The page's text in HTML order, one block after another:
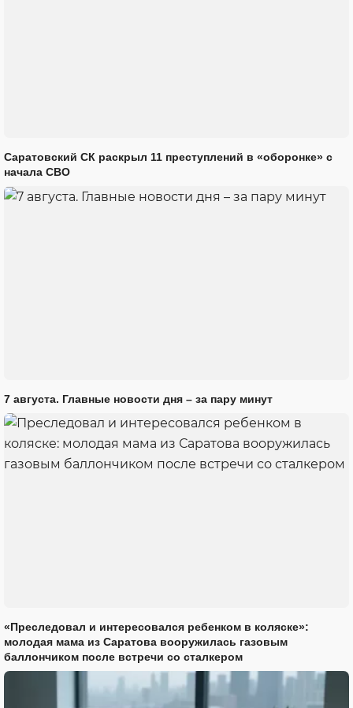
Саратовский СК раскрыл 11 преступлений в «оборонке» с
начала СВО
7 августа. Главные новости дня – за пару минут
«Преследовал и интересовался ребенком в коляске»:
молодая мама из Саратова вооружилась газовым
баллончиком после встречи со сталкером